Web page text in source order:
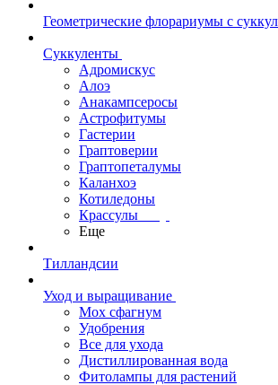
Геометрические флорариумы с
Суккуленты
Адромискус
Алоэ
Анакампсеросы
Астрофитумы
Гастерии
Граптоверии
Граптопеталумы
Каланхоэ
Котиледоны
Крассулы
Еще
Тилландсии
Уход и выращивание
Мох сфагнум
Удобрения
Все для ухода
Дистиллированная вода
Фитолампы для растений